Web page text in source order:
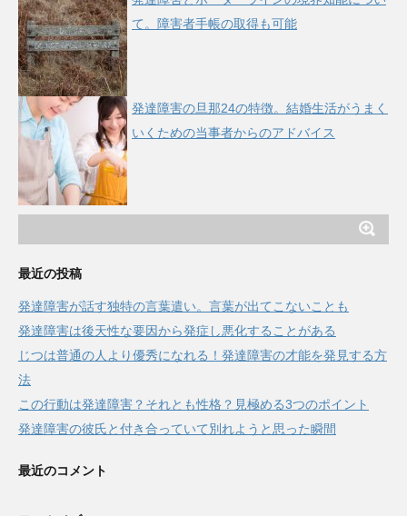
て。障害者手帳の取得も可能
発達障害の旦那24の特徴。結婚生活がうまく
いくための当事者からのアドバイス
最近の投稿
発達障害が話す独特の言葉遣い。言葉が出てこないことも
発達障害は後天性な要因から発症し悪化することがある
じつは普通の人より優秀になれる！発達障害の才能を発見する方
法
この行動は発達障害？それとも性格？見極める3つのポイント
発達障害の彼氏と付き合っていて別れようと思った瞬間
最近のコメント